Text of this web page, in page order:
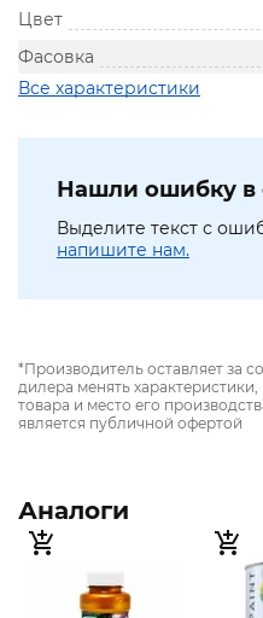
Цвет
Фасовка
Все характеристики
Нашли ошибку в
Выделите текст с
напишите нам.
*Производитель оставляет за
дилера менять
товара и место его
является публичной офертой
Аналоги